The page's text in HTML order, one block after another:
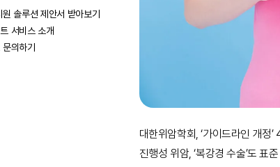
솔루션 제안서 받아보기
서비스 소개
의하기
대한위암학회, ‘가이드라인 개
진행성 위암, ‘복강경 수술’도 표